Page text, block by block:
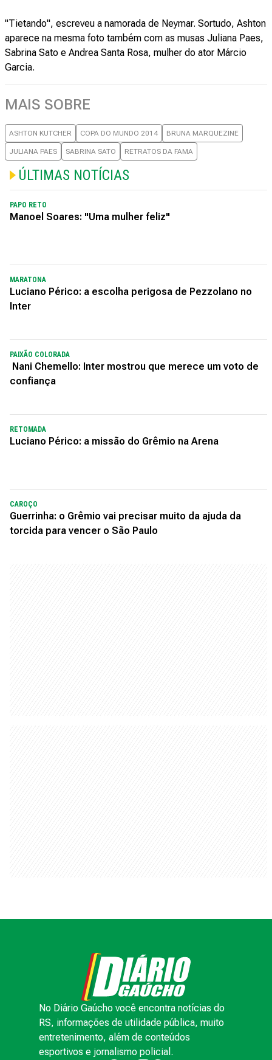
"Tietando", escreveu a namorada de Neymar. Sortudo, Ashton
aparece na mesma foto também com as musas Juliana Paes,
Sabrina Sato e Andrea Santa Rosa, mulher do ator Márcio
Garcia.
MAIS SOBRE
ASHTON KUTCHER COPA DO MUNDO 2014 BRUNA MARQUEZINE
JULIANA PAES SABRINA SATO RETRATOS DA FAMA
ÚLTIMAS NOTÍCIAS
PAPO RETO
Manoel Soares: "Uma mulher feliz"
MARATONA
Luciano Périco: a escolha perigosa de Pezzolano no
Inter
PAIXÃO COLORADA
Nani Chemello: Inter mostrou que merece um voto de
confiança
RETOMADA
Luciano Périco: a missão do Grêmio na Arena
CAROÇO
Guerrinha: o Grêmio vai precisar muito da ajuda da
torcida para vencer o São Paulo